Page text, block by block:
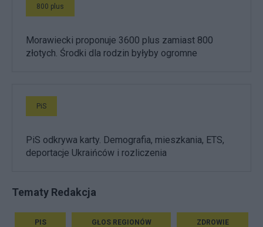
800 plus
Morawiecki proponuje 3600 plus zamiast 800
złotych. Środki dla rodzin byłyby ogromne
PiS
PiS odkrywa karty. Demografia, mieszkania, ETS,
deportacje Ukraińców i rozliczenia
Tematy Redakcja
PIS GŁOS REGIONÓW ZDROWIE